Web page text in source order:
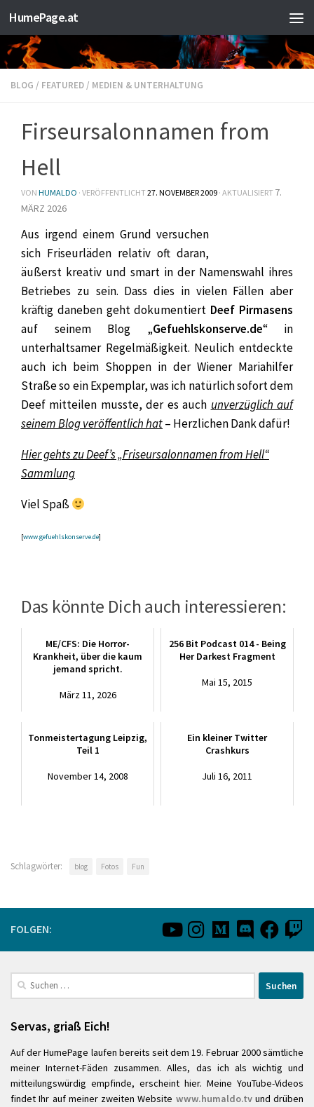
Zum Inhalt springen
HumePage.at
BLOG / FEATURED / MEDIEN & UNTERHALTUNG
Firseursalonnamen from
Hell
VON HUMALDO · VERÖFFENTLICHT27. NOVEMBER 2009 · AKTUALISIERT 7.
MÄRZ 2026
Aus irgend einem Grund versuchen
sich Friseurläden relativ oft daran,
äußerst kreativ und smart in der Namenswahl ihres
Betriebes zu sein. Dass dies in vielen Fällen aber
kräftig daneben geht dokumentiert Deef Pirmasens
auf seinem Blog „Gefuehlskonserve.de“ in
unterhaltsamer Regelmäßigkeit. Neulich entdeckte
auch ich beim Shoppen in der Wiener Mariahilfer
Straße so ein Expemplar, was ich natürlich sofort dem
Deef mitteilen musste, der es auch unverzüglich auf
seinem Blog veröffentlich hat– Herzlichen Dank dafür!
Hier gehts zu Deef’s „Friseursalonnamen from Hell“
Sammlung
Viel Spaß
[www.gefuehlskonserve.de]
Das könnte Dich auch interessieren:
ME/CFS: Die Horror-
Krankheit, über die kaum
jemand spricht.
März 11, 2026
256 Bit Podcast 014 - Being
Her Darkest Fragment
Mai 15, 2015
Tonmeistertagung Leipzig,
Teil 1
November 14, 2008
Ein kleiner Twitter
Crashkurs
Juli 16, 2011
Schlagwörter: blog Fotos Fun
FOLGEN:
Suchen
nach:
Servas, griaß Eich!
Auf der HumePage laufen bereits seit dem 19. Februar 2000 sämtliche
meiner Internet-Fäden zusammen. Alles, das ich als wichtig und
mitteilungswürdig empfinde, erscheint hier. Meine YouTube-Videos
findet Ihr auf meiner zweiten Website www.humaldo.tvund drüben